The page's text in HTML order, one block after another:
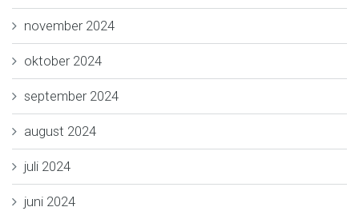
november 2024
oktober 2024
september 2024
august 2024
juli 2024
juni 2024